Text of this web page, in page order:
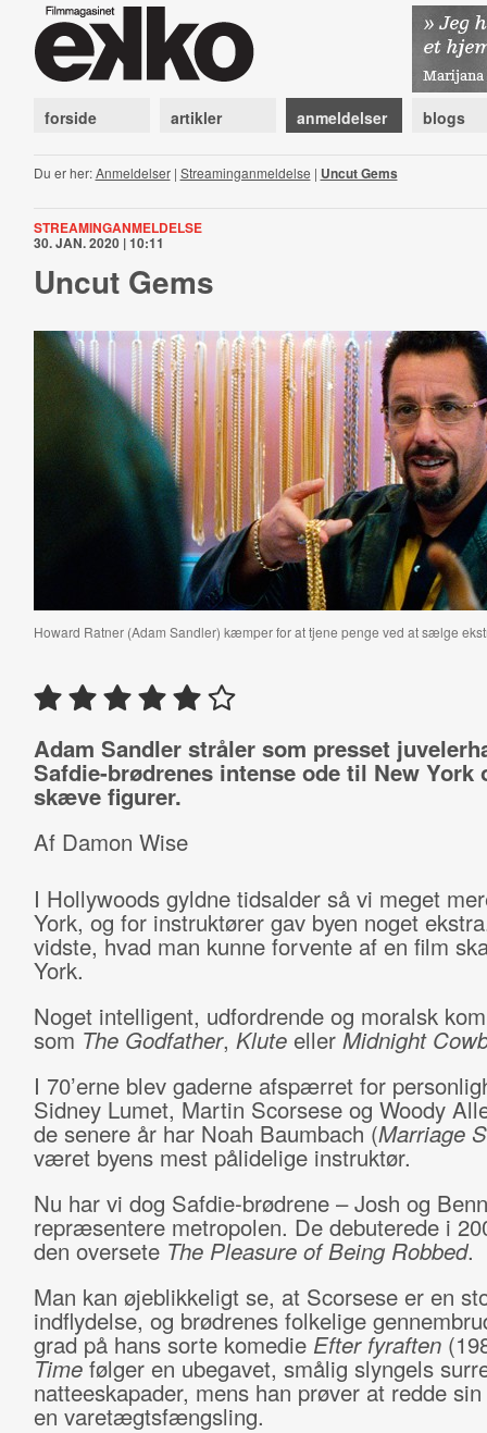
forside artikler anmeldelser blogs
Du er her:Anmeldelser| Streaminganmeldelse | Uncut Gems
STREAMINGANMELDELSE
30. JAN. 2020 | 10:11
Uncut Gems
Howard Ratner (Adam Sandler) kæmper for at tjene penge ved at sælge
Adam Sandler stråler som presset
Safdie-brødrenes intense ode til New York
skæve figurer.
Af Damon Wise
I Hollywoods gyldne tidsalder så vi meget
York, og for instruktører gav byen noget
vidste, hvad man kunne forvente af en film
York.
Noget intelligent, udfordrende og moralsk
som The Godfather, Klute eller Midnight
I 70’erne blev gaderne afspærret for
Sidney Lumet, Martin Scorsese og Woody
de senere år har Noah Baumbach (Marriage
været byens mest pålidelige instruktør.
Nu har vi dog Safdie-brødrene – Josh og
repræsentere metropolen. De debuterede i
den oversete The Pleasure of Being Robbed.
Man kan øjeblikkeligt se, at Scorsese er en
indflydelse, og brødrenes folkelige
grad på hans sorte komedie Efter fyraften
Timefølger en ubegavet, smålig slyngels
natteeskapader, mens han prøver at redde
en varetægtsfængsling.